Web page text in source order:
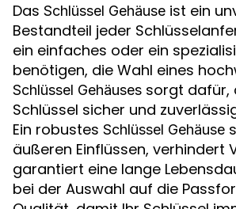
Das Schlüssel Gehäuse ist ein
Bestandteil jeder
ein einfaches oder ein
benötigen, die Wahl eines
Schlüssel Gehäuses sorgt dafür,
Schlüssel sicher und
Ein robustes Schlüssel Gehäuse
äußeren Einflüssen, verhindert
garantiert eine lange
bei der Auswahl auf die